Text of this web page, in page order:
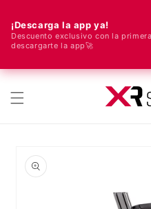
¡Descarga la app ya!
Descuento exclusivo con la
descargarte la app🚀
🌍 ¡Enviamos a
a la información del